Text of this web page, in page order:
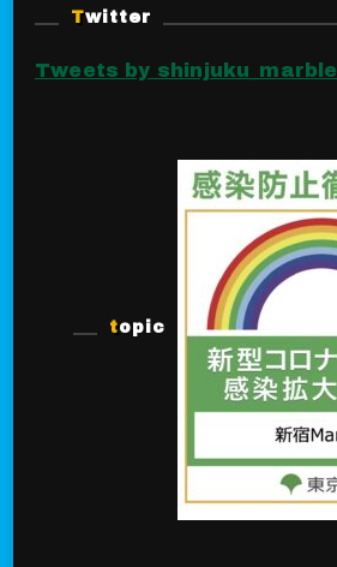
Twitter
Tweets by shinjuku_marble
topic